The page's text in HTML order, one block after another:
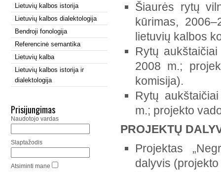
Lietuvių kalbos istorija
Lietuvių kalbos dialektologija
Bendroji fonologija
Referencinė semantika
Lietuvių kalba
Lietuvių kalbos istorija ir
dialektologija
Prisijungimas
Naudotojo vardas
Slaptažodis
Atsiminti mane
Šiaurės rytų
kūrimas,
lietuvių kalbos
Rytų
2008 m.;
komisija).
Rytų
m.; projekto
PROJEKTŲ
Projektas
dalyvis